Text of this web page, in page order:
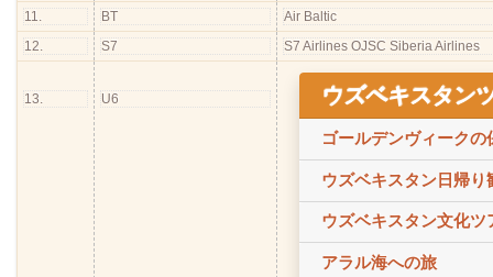
11.
BT
Air Baltic
12.
S7 S7 Airlines OJSC Siberia Airlines
13. U6 ウズベキスタン
ゴールデンヴィークの
ウズベキスタン日帰り
ウズベキスタン文化ツ
アラル海への旅